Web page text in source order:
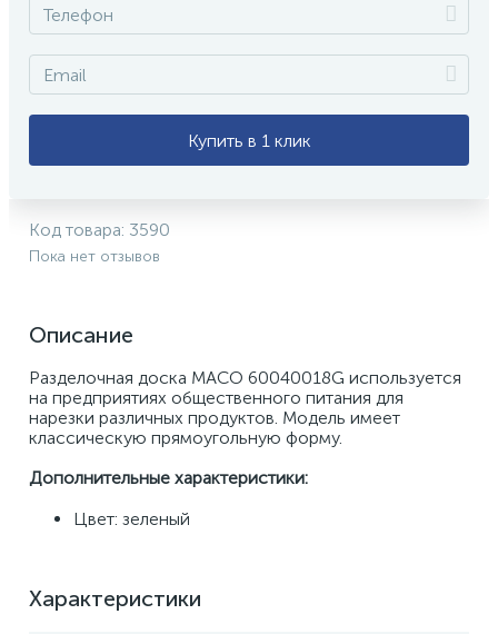
Купить в 1 клик
Код товара: 3590
Пока нет отзывов
Описание
Разделочная доска MACO 60040018G используется
на предприятиях общественного питания для
нарезки различных продуктов. Модель имеет
классическую прямоугольную форму.
Дополнительные характеристики:
Цвет: зеленый
Характеристики